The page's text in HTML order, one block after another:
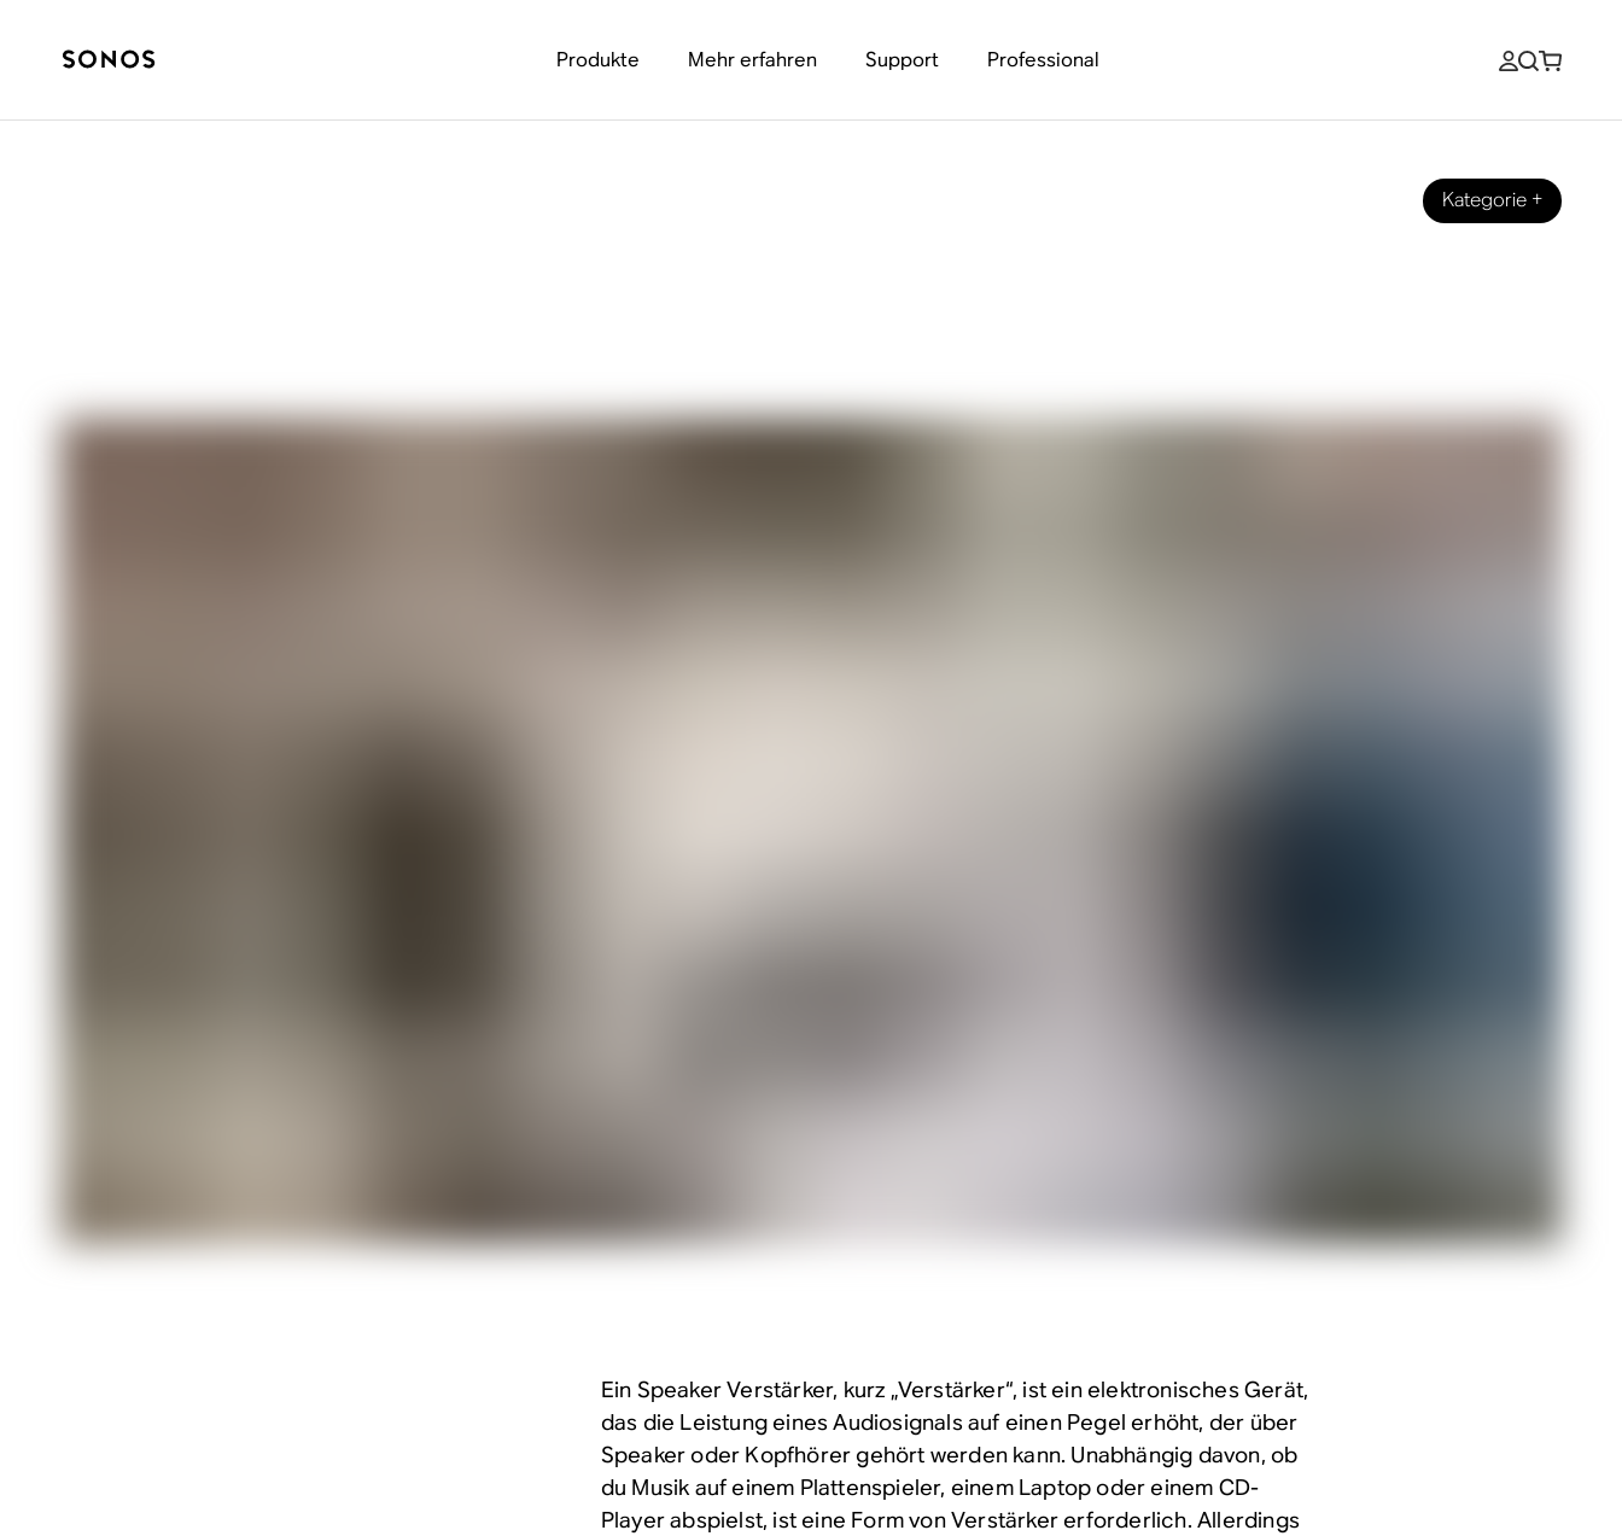
Produkte Mehr erfahren Support Professional
Kategorie +
Ein Speaker Verstärker, kurz „Verstärker“, ist ein elektronisches Gerät,
das die Leistung eines Audiosignals auf einen Pegel erhöht, der über
Speaker oder Kopfhörer gehört werden kann. Unabhängig davon, ob
du Musik auf einem Plattenspieler, einem Laptop oder einem CD-
Player abspielst, ist eine Form von Verstärker erforderlich. Allerdings